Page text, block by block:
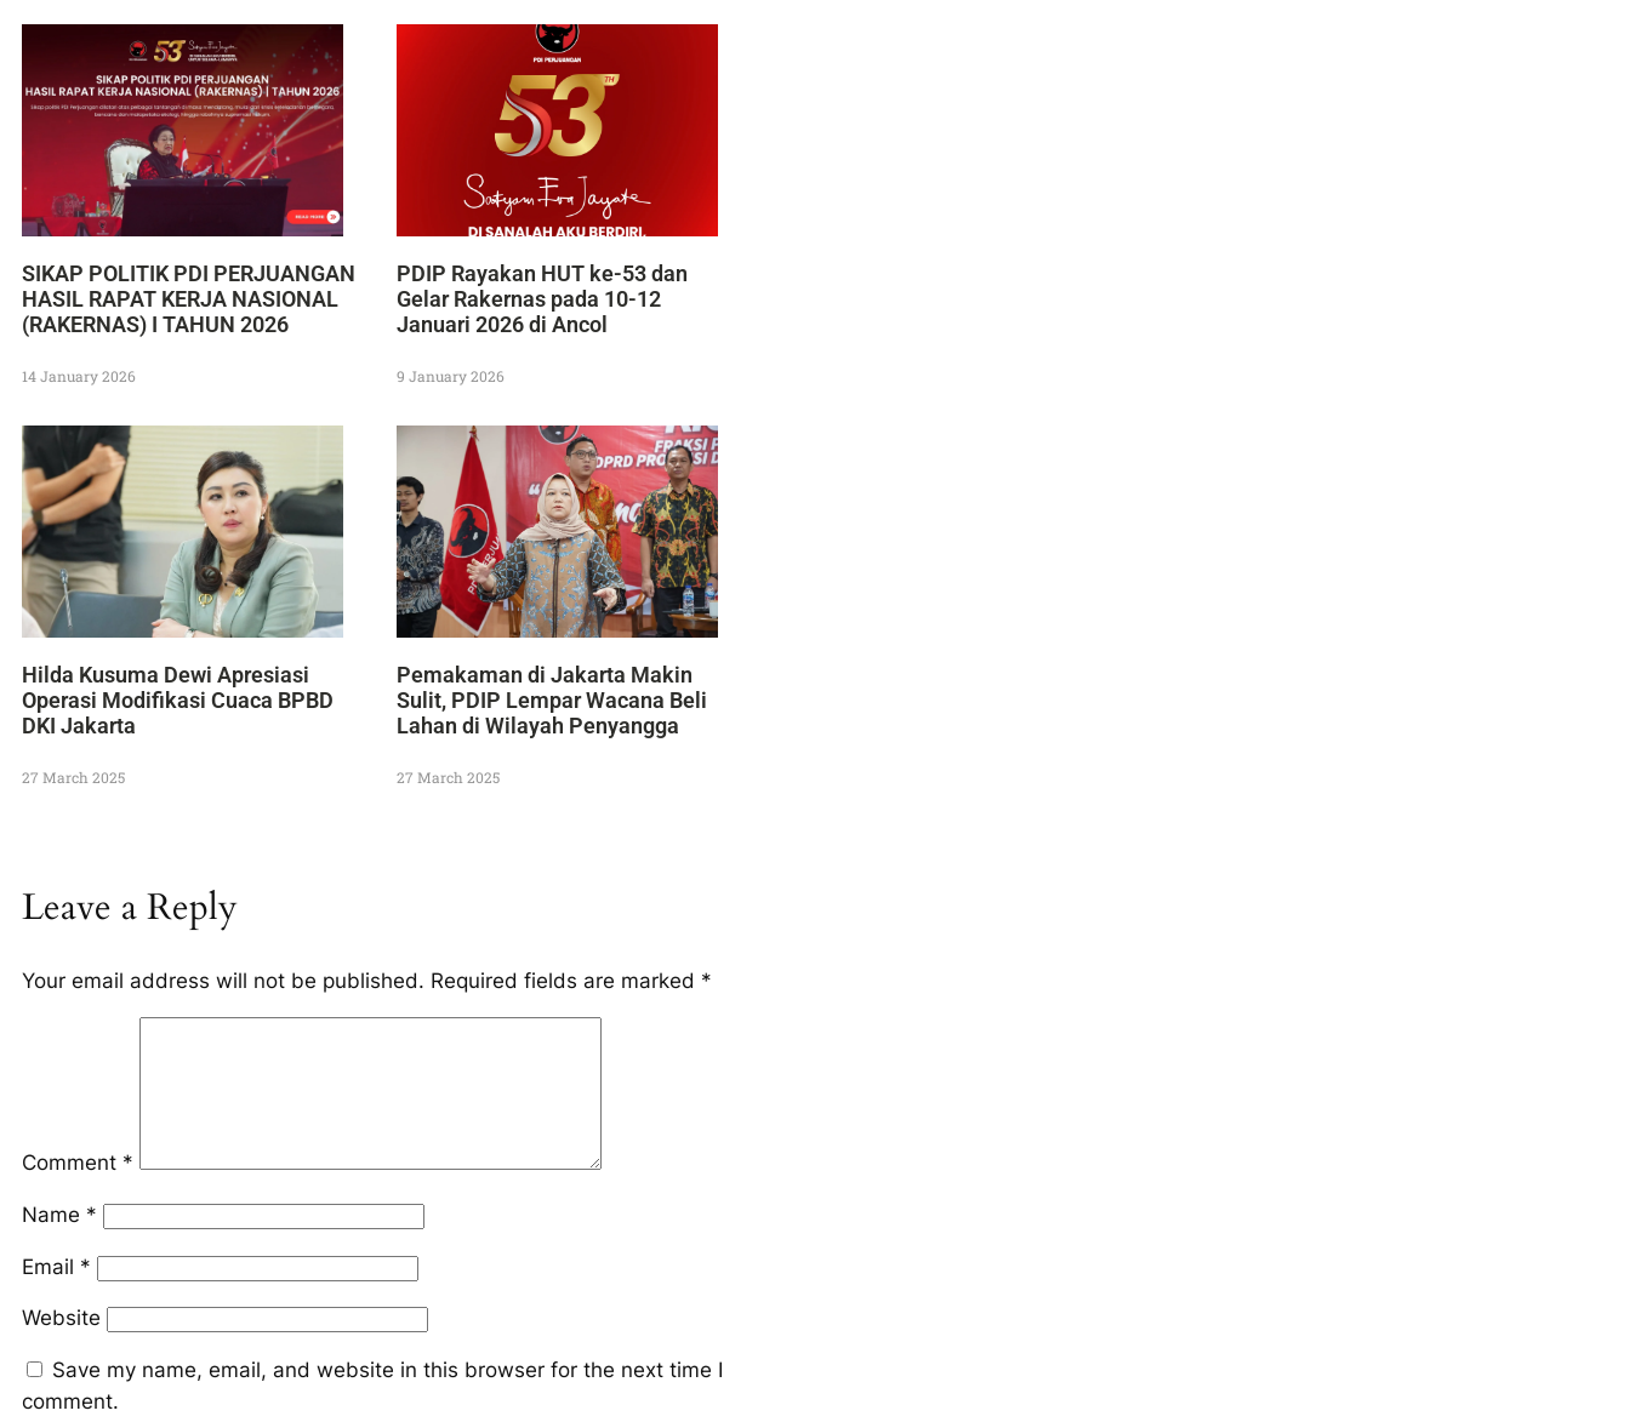
SIKAP POLITIK PDI PERJUANGAN
HASIL RAPAT KERJA NASIONAL
(RAKERNAS) I TAHUN 2026
14 January 2026
PDIP Rayakan HUT ke-53 dan
Gelar Rakernas pada 10-12
Januari 2026 di Ancol
9 January 2026
Hilda Kusuma Dewi Apresiasi
Operasi Modifikasi Cuaca BPBD
DKI Jakarta
27 March 2025
Pemakaman di Jakarta Makin
Sulit, PDIP Lempar Wacana Beli
Lahan di Wilayah Penyangga
27 March 2025
Leave a Reply
Your email address will not be published. Required fields are marked *
Comment *
Name *
Email *
Website
Save my name, email, and website in this browser for the next time I
comment.